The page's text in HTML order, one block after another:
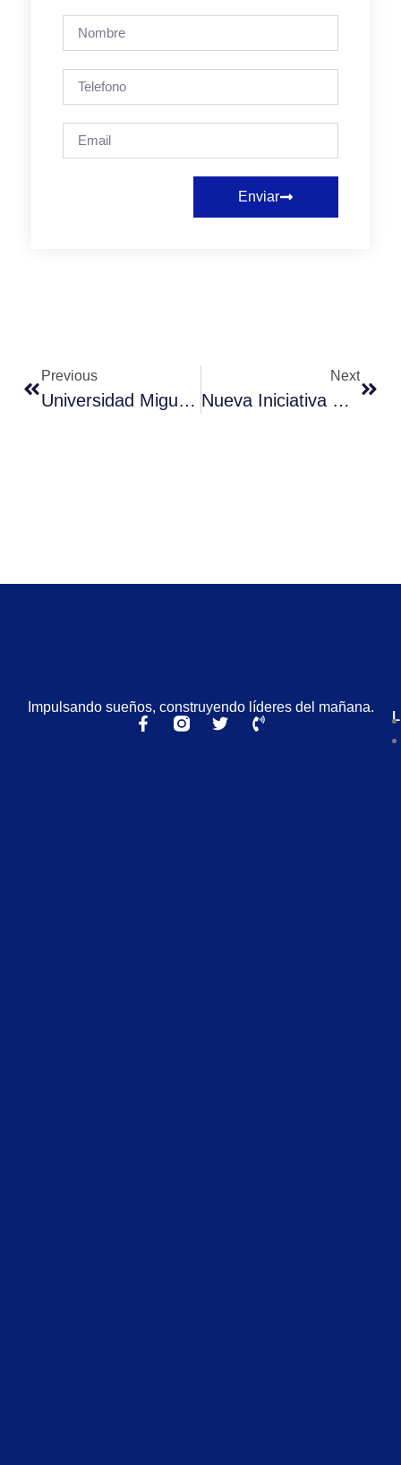
Enviar
Previous
Universidad Miguel De Cervantes Y Centro De Formación Técnica CENCO Firman Convenio De Colaboración
Next
Nueva Iniciativa En La Universidad Miguel De Cervantes Para Aportar A Fortalecer La Democracia En Chile
Impulsando sueños, construyendo líderes del mañana.